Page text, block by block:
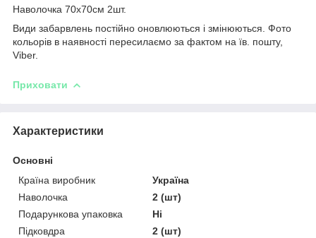
Наволочка 70х70см 2шт.
Види забарвлень постійно оновлюються і змінюються. Фото
кольорів в наявності пересилаємо за фактом на їв. пошту,
Viber.
Приховати
Характеристики
Основні
Країна виробник
Україна
Наволочка
2 (шт)
Подарункова упаковка
Ні
Підковдра
2 (шт)